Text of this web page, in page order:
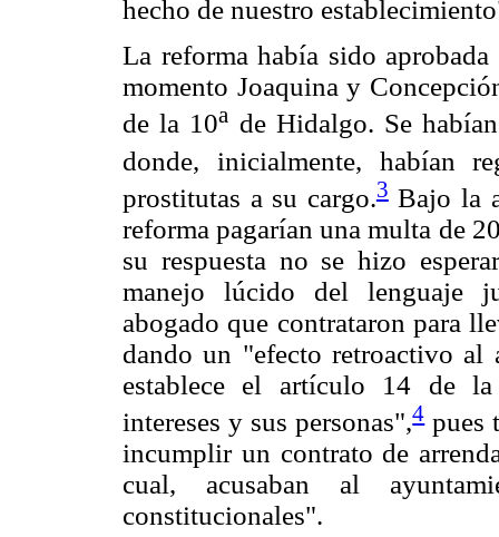
hecho de nuestro
La reforma había sido
momento Joaquina y
de la 10a de Hidalgo. Se
donde, inicialmente, habían
prostitutas a su cargo.3Bajo la
reforma pagarían una multa de
su respuesta no se hizo
manejo lúcido del lenguaje
abogado que contrataron para
dando un "efecto retroactivo al
establece el artículo 14 de la
intereses y sus personas",4pues
incumplir un contrato de
cual, acusaban al
constitucionales".